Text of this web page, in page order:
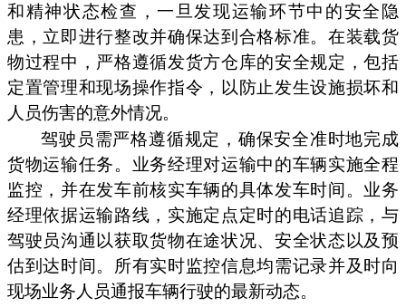
和精神状态检查，一旦发现运输环节中的安全隐
患，立即进行整改并确保达到合格标准。在装载货
物过程中，严格遵循发货方仓库的安全规定，包括
定置管理和现场操作指令，以防止发生设施损坏和
人员伤害的意外情况。
驾驶员需严格遵循规定，确保安全准时地完成
货物运输任务。业务经理对运输中的车辆实施全程
监控，并在发车前核实车辆的具体发车时间。业务
经理依据运输路线，实施定点定时的电话追踪，与
驾驶员沟通以获取货物在途状况、安全状态以及预
估到达时间。所有实时监控信息均需记录并及时向
现场业务人员通报车辆行驶的最新动态。